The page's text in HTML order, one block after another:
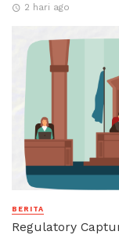
2 hari ago
BERITA
Regulatory